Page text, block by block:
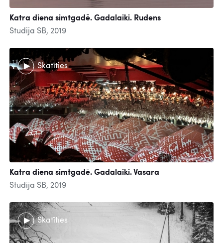
Katra diena simtgadē. Gadalaiki. Rudens
Studija SB, 2019
Skatīties
Katra diena simtgadē. Gadalaiki. Vasara
Studija SB, 2019
Skatīties